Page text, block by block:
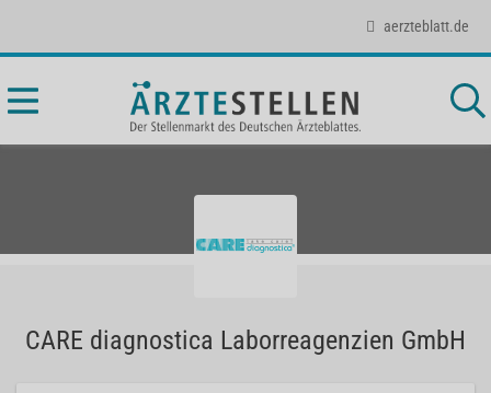
aerzteblatt.de
CARE diagnostica Laborreagenzien GmbH